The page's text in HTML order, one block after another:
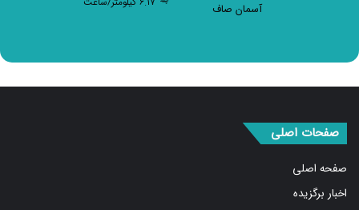
صفحه اصلی
اخبار برگزیده
سیاسی